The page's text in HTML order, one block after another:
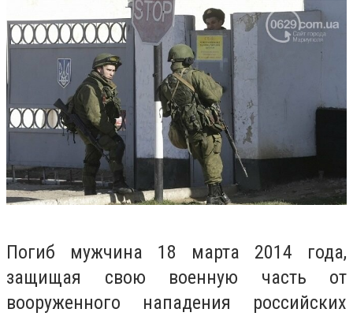
Погиб мужчина 18 марта 2014 года,
защищая свою военную часть от
вооруженного нападения российских